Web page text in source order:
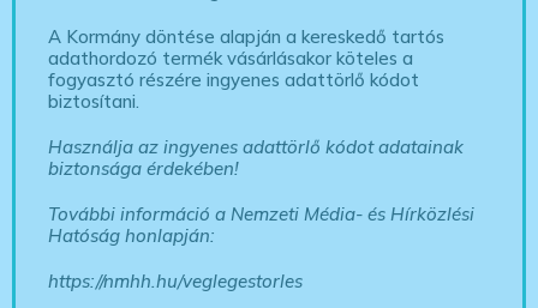
A Kormány döntése alapján a kereskedő tartós
adathordozó termék vásárlásakor köteles a
fogyasztó részére ingyenes adattörlő kódot
biztosítani.
Használja az ingyenes adattörlő kódot adatainak
biztonsága érdekében!
További információ a Nemzeti Média- és Hírközlési
Hatóság honlapján:
https://nmhh.hu/veglegestorles